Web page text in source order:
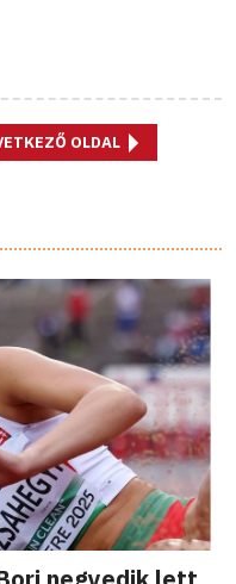
OLDAL